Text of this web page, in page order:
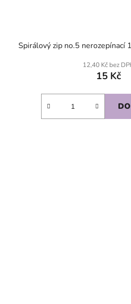
Spirálový zip no.5 nerozepínací
12,40 Kč bez
15 Kč